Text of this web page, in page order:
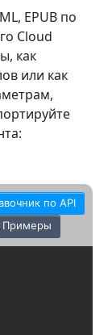
EPUB по
Cloud
как
или как
по API
Примеры